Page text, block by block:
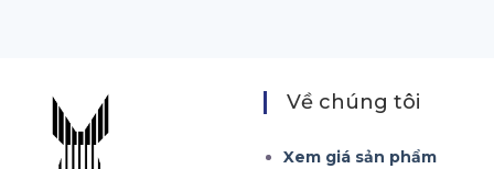
Về chúng tôi
Xem giá sản phẩm